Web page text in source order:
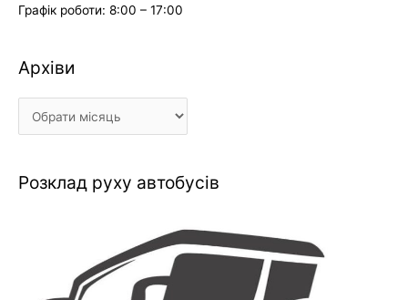
Графік роботи: 8:00 – 17:00
Архіви
Архіви
Розклад руху автобусів